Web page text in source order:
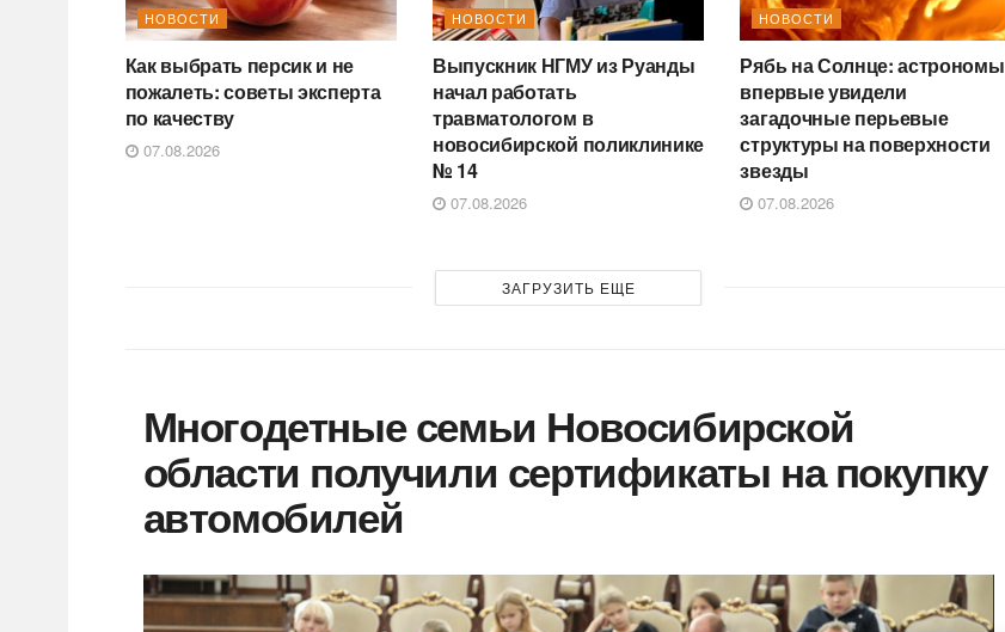
НОВОСТИ
Как выбрать персик и не
пожалеть: советы эксперта
по качеству
07.08.2026
НОВОСТИ
Выпускник НГМУ из Руанды
начал работать
травматологом в
новосибирской поликлинике
№ 14
07.08.2026
НОВОСТИ
Рябь на Солнце: астрономы
впервые увидели
загадочные перьевые
структуры на поверхности
звезды
07.08.2026
ЗАГРУЗИТЬ ЕЩЕ
Многодетные семьи Новосибирской
области получили сертификаты на покупку
автомобилей